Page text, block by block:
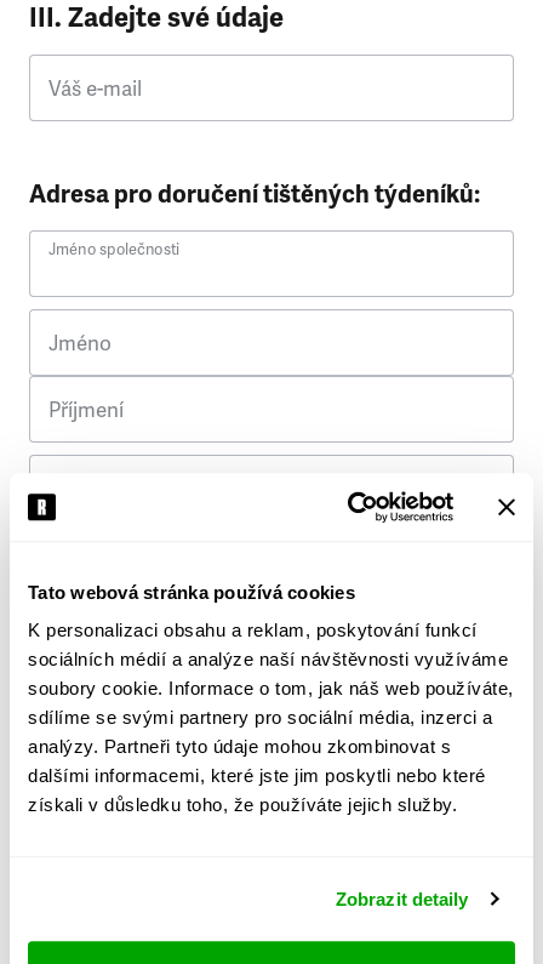
Tato webová stránka používá cookies
K personalizaci obsahu a reklam, poskytování funkcí
sociálních médií a analýze naší návštěvnosti využíváme
soubory cookie. Informace o tom, jak náš web používáte,
sdílíme se svými partnery pro sociální média, inzerci a
analýzy. Partneři tyto údaje mohou zkombinovat s
dalšími informacemi, které jste jim poskytli nebo které
získali v důsledku toho, že používáte jejich služby.
Zobrazit detaily
III. Zadejte své údaje
Váš e-mail
Adresa pro doručení tištěných týdeníků:
Jméno společnosti
Jméno
Příjmení
Ulice
Město
PSČ
Stát